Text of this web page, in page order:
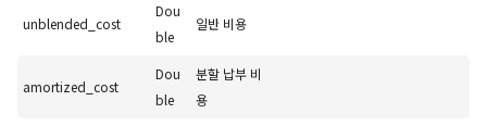
unblended_cost
Dou
ble
일반 비용
amortized_cost
Dou
ble
분할 납부 비
용